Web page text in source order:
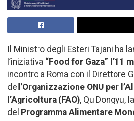
Il Ministro degli Esteri Tajani ha
l’iniziativa “Food for Gaza” l’11
incontro a Roma con il Direttore
dell’Organizzazione ONU per
l’Agricoltura (FAO), Qu Dongyu,
del Programma Alimentare